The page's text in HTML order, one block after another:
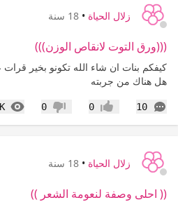
زلال الحياة • 18 سنة
(((ورق التوت لانقاص الوزن)))
كيفكم بنات ان شاء الله تكونو بخير
هل هناك من جربته
10
التعليقات إعجاب0 عدم إعجاب
0
7K
زلال الحياة • 18 سنة
(( احلى وصفة لنعومة الشعر ))